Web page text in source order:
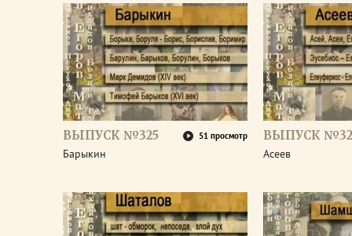
ВЫПУСК №325 51 просмотр
Барыкин
ВЫПУСК
Асеев